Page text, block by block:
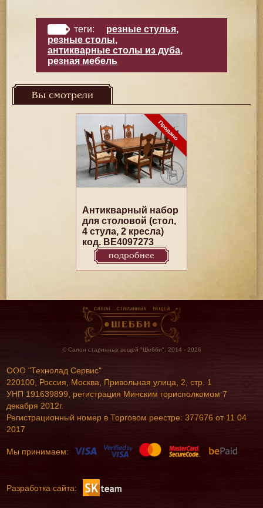
теги: резные стулья,
резные столы,
антикварные столы из дуба,
резная мебель
Вы смотрели
Антикварный набор
для столовой (стол,
4 стула, 2 кресла)
код. BE4097273
подробнее
© Салон старинных вещей "Шебби", 2014 - 2026
ООО "Технолад Сервис"
220100, Россия, Москва, Привольная улица, 2, стр. 1
УНП 191639899, регистрация Минским горисполкомом 7
декабря 2012г.
Регистрационный номер в Торговом реестре: 377676 от 11 04
2017
Мы принимаем:
Разработка сайта: